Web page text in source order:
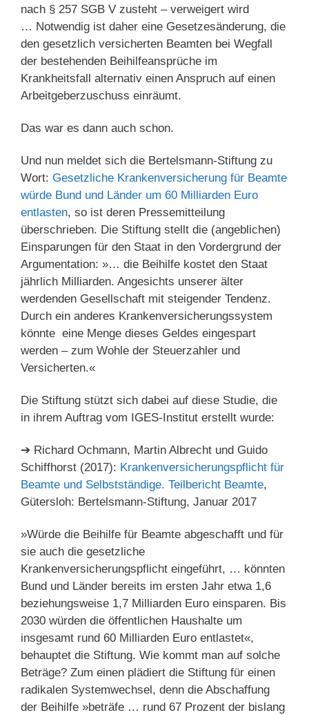
nach § 257 SGB V zusteht – verweigert wird
… Notwendig ist daher eine Gesetzesänderung, die
den gesetzlich versicherten Beamten bei Wegfall
der bestehenden Beihilfeansprüche im
Krankheitsfall alternativ einen Anspruch auf einen
Arbeitgeberzuschuss einräumt.
Das war es dann auch schon.
Und nun meldet sich die Bertelsmann-Stiftung zu
Wort: Gesetzliche Krankenversicherung für Beamte
würde Bund und Länder um 60 Milliarden Euro
entlasten, so ist deren Pressemitteilung
überschrieben. Die Stiftung stellt die (angeblichen)
Einsparungen für den Staat in den Vordergrund der
Argumentation: »… die Beihilfe kostet den Staat
jährlich Milliarden. Angesichts unserer älter
werdenden Gesellschaft mit steigender Tendenz.
Durch ein anderes Krankenversicherungssystem
könnte eine Menge dieses Geldes eingespart
werden – zum Wohle der Steuerzahler und
Versicherten.«
Die Stiftung stützt sich dabei auf diese Studie, die
in ihrem Auftrag vom IGES-Institut erstellt wurde:
➔ Richard Ochmann, Martin Albrecht und Guido
Schiffhorst (2017): Krankenversicherungspflicht für
Beamte und Selbstständige. Teilbericht Beamte,
Gütersloh: Bertelsmann-Stiftung, Januar 2017
»Würde die Beihilfe für Beamte abgeschafft und für
sie auch die gesetzliche
Krankenversicherungspflicht eingeführt, … könnten
Bund und Länder bereits im ersten Jahr etwa 1,6
beziehungsweise 1,7 Milliarden Euro einsparen. Bis
2030 würden die öffentlichen Haushalte um
insgesamt rund 60 Milliarden Euro entlastet«,
behauptet die Stiftung. Wie kommt man auf solche
Beträge? Zum einen plädiert die Stiftung für einen
radikalen Systemwechsel, denn die Abschaffung
der Beihilfe »beträfe … rund 67 Prozent der bislang